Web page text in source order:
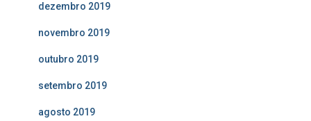
dezembro 2019
novembro 2019
outubro 2019
setembro 2019
agosto 2019